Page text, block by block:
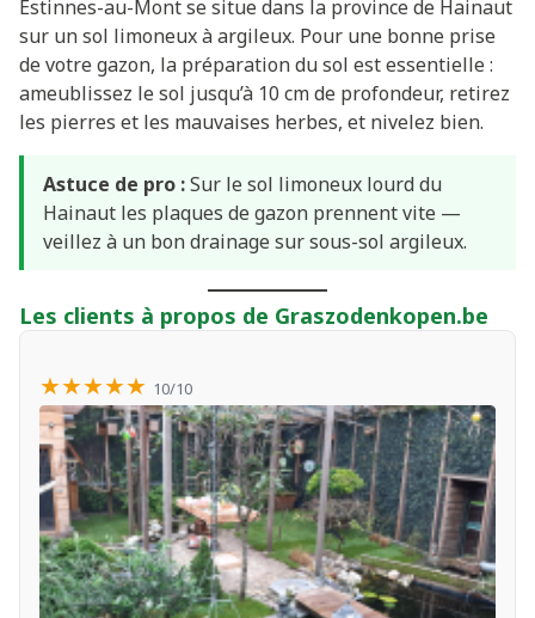
Estinnes-au-Mont se situe dans la province de Hainaut
sur un sol limoneux à argileux. Pour une bonne prise
de votre gazon, la préparation du sol est essentielle :
ameublissez le sol jusqu’à 10 cm de profondeur, retirez
les pierres et les mauvaises herbes, et nivelez bien.
Astuce de pro :Sur le sol limoneux lourd du
Hainaut les plaques de gazon prennent vite —
veillez à un bon drainage sur sous-sol argileux.
Les clients à propos de Graszodenkopen.be
★★★★★ 10/10